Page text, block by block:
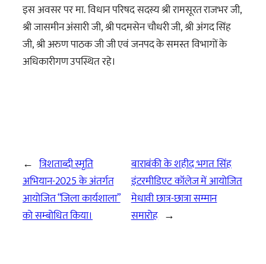
इस अवसर पर मा. विधान परिषद सदस्य श्री रामसूरत राजभर जी,
श्री जासमीन अंसारी जी, श्री पदमसेन चौधरी जी, श्री अंगद सिंह
जी, श्री अरुण पाठक जी जी एवं जनपद के समस्त विभागों के
अधिकारीगण उपस्थित रहे।
← त्रिशताब्दी स्मृति
अभियान-2025 के अंतर्गत
आयोजित “जिला कार्यशाला”
को सम्बोधित किया।
बाराबंकी के शहीद भगत सिंह
इंटरमीडिएट कॉलेज में आयोजित
मेधावी छात्र-छात्रा सम्मान
समारोह →